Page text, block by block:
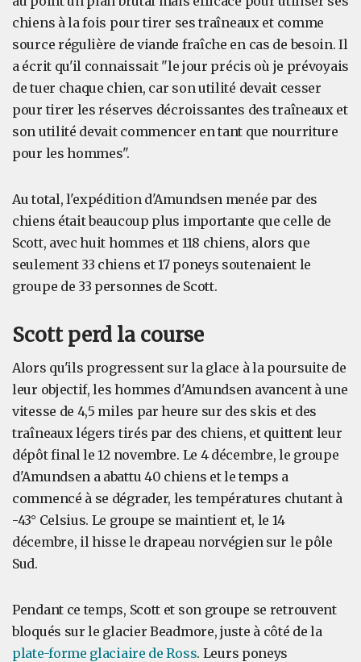
chiens à la fois pour tirer ses traîneaux et comme
source régulière de viande fraîche en cas de besoin. Il
a écrit qu'il connaissait "le jour précis où je prévoyais
de tuer chaque chien, car son utilité devait cesser
pour tirer les réserves décroissantes des traîneaux et
son utilité devait commencer en tant que nourriture
pour les hommes".
Au total, l'expédition d'Amundsen menée par des
chiens était beaucoup plus importante que celle de
Scott, avec huit hommes et 118 chiens, alors que
seulement 33 chiens et 17 poneys soutenaient le
groupe de 33 personnes de Scott.
Scott perd la course
Alors qu'ils progressent sur la glace à la poursuite de
leur objectif, les hommes d'Amundsen avancent à une
vitesse de 4,5 miles par heure sur des skis et des
traîneaux légers tirés par des chiens, et quittent leur
dépôt final le 12 novembre. Le 4 décembre, le groupe
d'Amundsen a abattu 40 chiens et le temps a
commencé à se dégrader, les températures chutant à
-43° Celsius. Le groupe se maintient et, le 14
décembre, il hisse le drapeau norvégien sur le pôle
Sud.
Pendant ce temps, Scott et son groupe se retrouvent
bloqués sur le glacier Beadmore, juste à côté de la
plate-forme glaciaire de Ross. Leurs poneys